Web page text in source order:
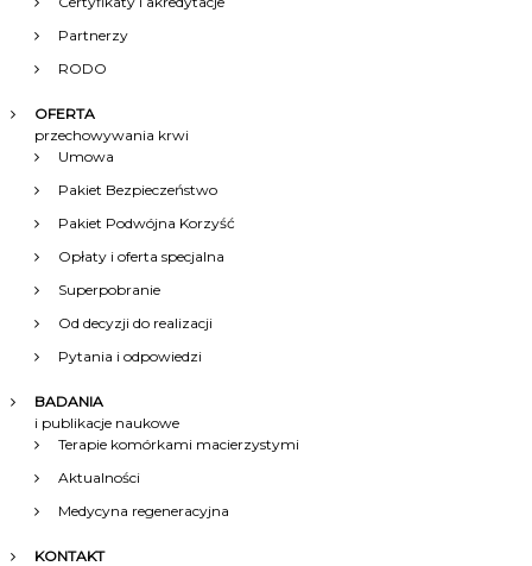
Partnerzy
RODO
OFERTA
przechowywania krwi
Umowa
Pakiet Bezpieczeństwo
Pakiet Podwójna Korzyść
Opłaty i oferta specjalna
Superpobranie
Od decyzji do realizacji
Pytania i odpowiedzi
BADANIA
i publikacje naukowe
Terapie komórkami macierzystymi
Aktualności
Medycyna regeneracyjna
KONTAKT